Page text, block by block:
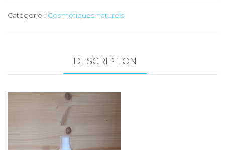
(Edelweiss)
Catégorie : Cosmétiques naturels
DESCRIPTION